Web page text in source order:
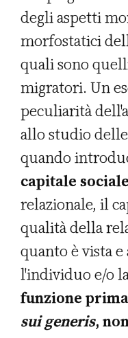
degli aspetti
morfostatici
quali sono
migratori. Un
peculiarità
allo studio
quando
capitale sociale
relazionale, il
qualità della
quanto è vista
l'individuo e/o
funzione
sui generis,